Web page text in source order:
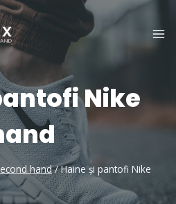
Nike
hand / Haine și pantofi Nike